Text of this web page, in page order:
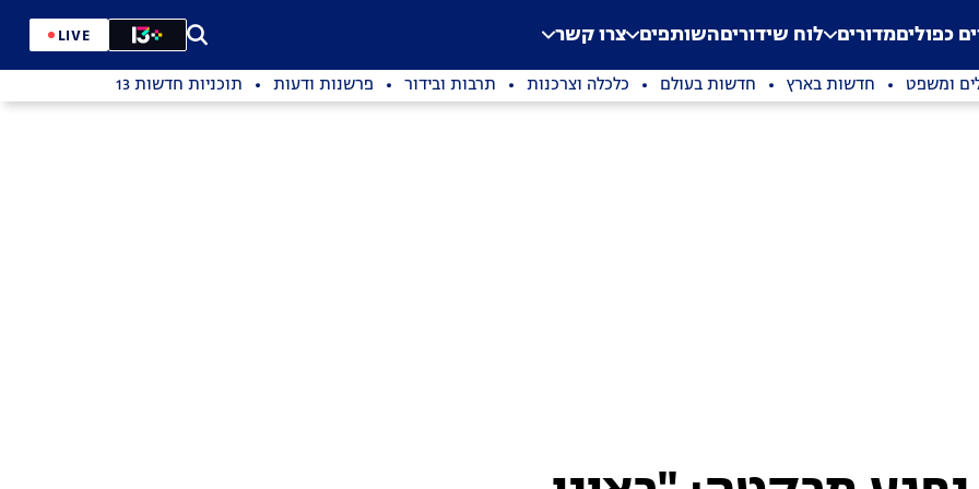
Application error: a
. כפוליםמדורים לוח שידוריםהשותפים צרו קשר LIVE
ומשפט חדשות בארץ חדשות בעולם כלכלה וצרכנות תרבות ובידור פרשנות ודעות תוכניות חדשות 13